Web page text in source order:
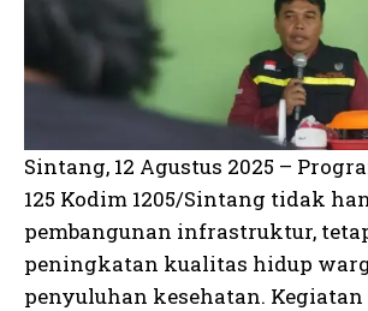
Sintang, 12 Agustus 2025 –
125 Kodim 1205/Sintang tidak
pembangunan infrastruktur,
peningkatan kualitas hidup
penyuluhan kesehatan.